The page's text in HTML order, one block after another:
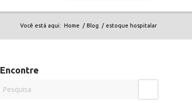
Você está aqui: Home / Blog / estoque hospitalar
Encontre